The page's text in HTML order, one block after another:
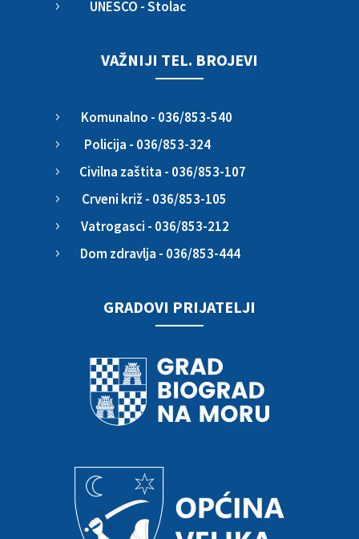
5 UNESCO - Stolac
VAŽNIJI TEL. BROJEVI
5 Komunalno - 036/853-540
5 Policija - 036/853-324
5 Civilna zaštita - 036/853-107
5 Crveni križ - 036/853-105
5 Vatrogasci - 036/853-212
5 Dom zdravlja - 036/853-444
GRADOVI PRIJATELJI